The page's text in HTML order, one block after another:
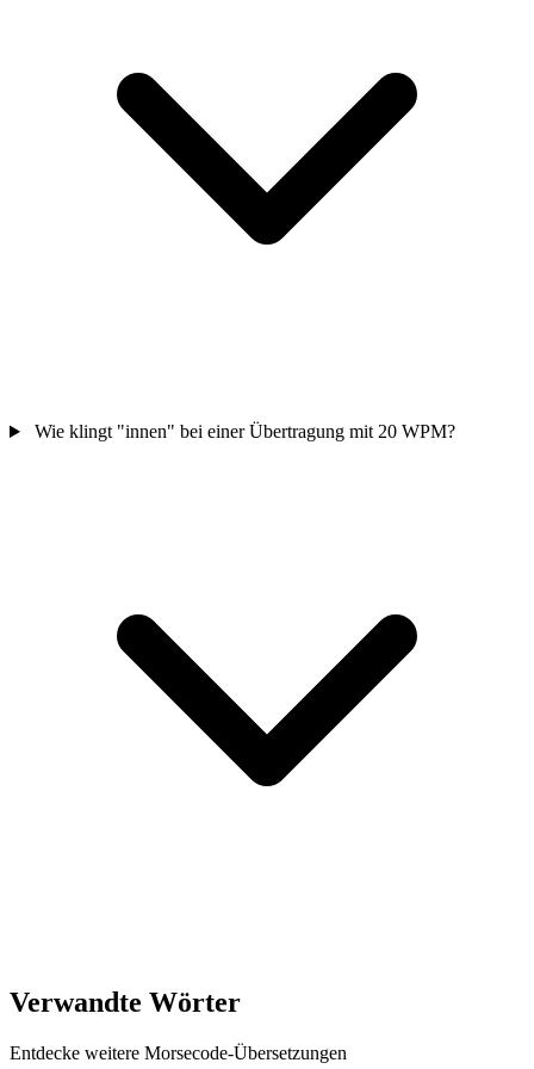
Wie klingt "innen" bei einer Übertragung mit 20 WPM?
Verwandte Wörter
Entdecke weitere Morsecode-Übersetzungen